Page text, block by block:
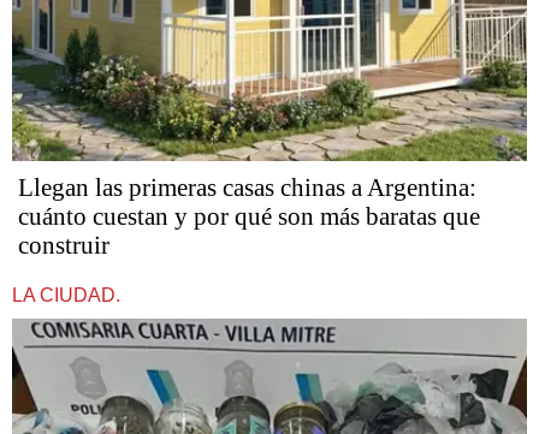
Llegan las primeras casas chinas a Argentina:
cuánto cuestan y por qué son más baratas que
construir
LA CIUDAD.